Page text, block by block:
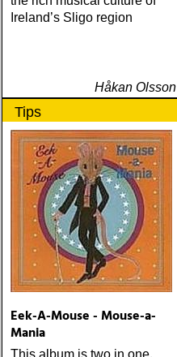
Ireland’s Sligo region
Håkan Olsson
Tips
Eek-A-Mouse - Mouse-a-
Mania
This album is two in one,